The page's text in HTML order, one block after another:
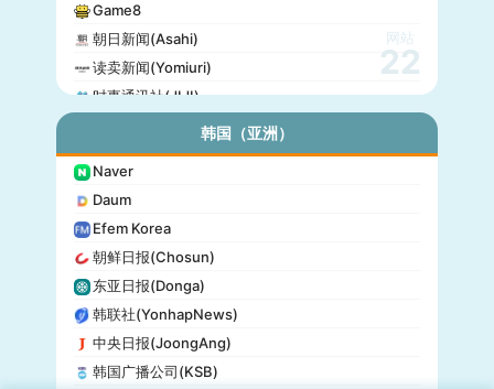
Game8
朝日新闻(Asahi)
读卖新闻(Yomiuri)
时事通讯社(JIJI)
产经新闻(Sankei)
东京放送(TBS)
朝日电视台(TV Asahi)
东京电视台(TV Tokyo)
日本电视台(NTV)
富士电视台(Fuji TV)
日本时报(Japan Times)
网站
22
韩国（亚洲）
Naver
Daum
Efem Korea
朝鲜日报(Chosun)
东亚日报(Donga)
韩联社(YonhapNews)
中央日报(JoongAng)
韩国广播公司(KSB)